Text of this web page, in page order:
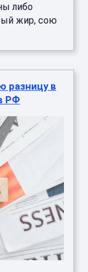
либо
жир, сою
разницу в
РФ